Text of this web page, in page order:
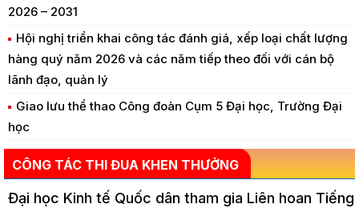
2026 – 2031
Hội nghị triển khai công tác đánh giá, xếp loại chất lượng
hàng quý năm 2026 và các năm tiếp theo đối với cán bộ
lãnh đạo, quản lý
Giao lưu thể thao Công đoàn Cụm 5 Đại học, Trường Đại
học
CÔNG TÁC THI ĐUA KHEN THƯỞNG
Đại học Kinh tế Quốc dân tham gia Liên hoan Tiếng